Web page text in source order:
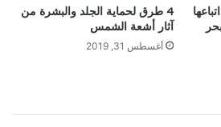
4 طرق لحماية الجلد والبشرة من
آثار أشعة الشمس
أغسطس 31, 2019